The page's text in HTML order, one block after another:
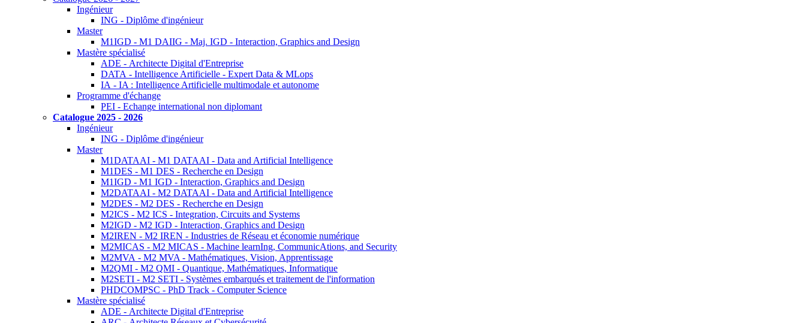
Ingénieur
ING - Diplôme d'ingénieur
Master
M1IGD - M1 DAIIG - Maj. IGD - Interaction, Graphics and Design
Mastère spécialisé
ADE - Architecte Digital d'Entreprise
DATA - Intelligence Artificielle - Expert Data & MLops
IA - IA : Intelligence Artificielle multimodale et autonome
Programme d'échange
PEI - Echange international non diplomant
Catalogue 2025 - 2026
Ingénieur
ING - Diplôme d'ingénieur
Master
M1DATAAI - M1 DATAAI - Data and Artificial Intelligence
M1DES - M1 DES - Recherche en Design
M1IGD - M1 IGD - Interaction, Graphics and Design
M2DATAAI - M2 DATAAI - Data and Artificial Intelligence
M2DES - M2 DES - Recherche en Design
M2ICS - M2 ICS - Integration, Circuits and Systems
M2IGD - M2 IGD - Interaction, Graphics and Design
M2IREN - M2 IREN - Industries de Réseau et économie numérique
M2MICAS - M2 MICAS - Machine learnIng, CommunicAtions, and Security
M2MVA - M2 MVA - Mathématiques, Vision, Apprentissage
M2QMI - M2 QMI - Quantique, Mathématiques, Informatique
M2SETI - M2 SETI - Systèmes embarqués et traitement de l'information
PHDCOMPSC - PhD Track - Computer Science
Mastère spécialisé
ADE - Architecte Digital d'Entreprise